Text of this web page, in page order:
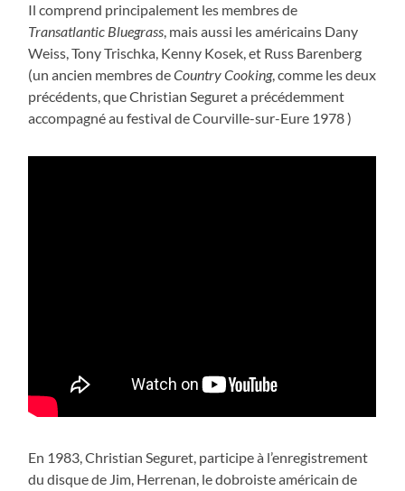
Il comprend principalement les membres de
Transatlantic Bluegrass, mais aussi les américains Dany
Weiss, Tony Trischka, Kenny Kosek, et Russ Barenberg
(un ancien membres deCountry Cooking, comme les deux
précédents, que Christian Seguret a précédemment
accompagné au festival de Courville-sur-Eure 1978 )
En 1983, Christian Seguret, participe à l’enregistrement
du disque de Jim, Herrenan, le dobroiste américain de